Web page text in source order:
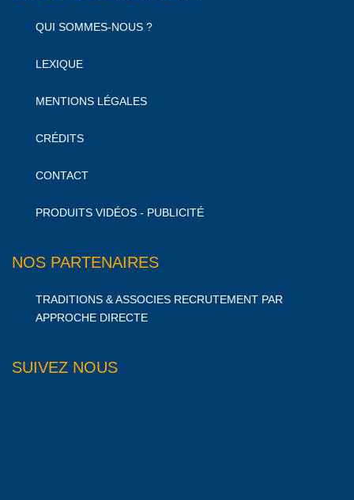
QUI SOMMES-NOUS ?
LEXIQUE
MENTIONS LÉGALES
CRÉDITS
CONTACT
PRODUITS VIDÉOS - PUBLICITÉ
NOS PARTENAIRES
TRADITIONS & ASSOCIES RECRUTEMENT PAR
APPROCHE DIRECTE
SUIVEZ NOUS